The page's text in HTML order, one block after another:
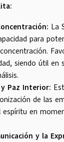
La
para
siendo útil en
Paz Interior:
de las
en
y la